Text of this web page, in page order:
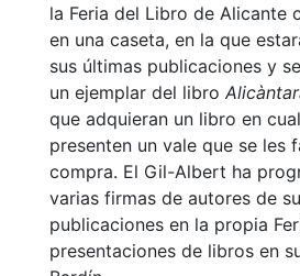
la Feria del Libro de Alicante
en una caseta, en la que
sus últimas publicaciones y
un ejemplar del libro
que adquieran un libro en
presenten un vale que se les
compra. El Gil-Albert ha
varias firmas de autores de
publicaciones en la propia
presentaciones de libros en